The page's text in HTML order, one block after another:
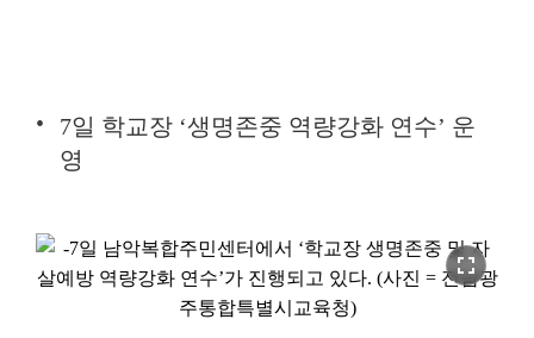
7일 학교장 ‘생명존중 역량강화 연수’ 운
영
fullscreen